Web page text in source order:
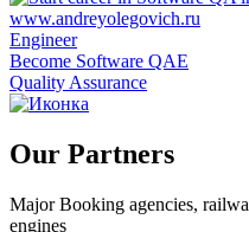
Engineer
Become Software QAE
Quality Assurance
Our Partners
Major Booking agencies,
engines